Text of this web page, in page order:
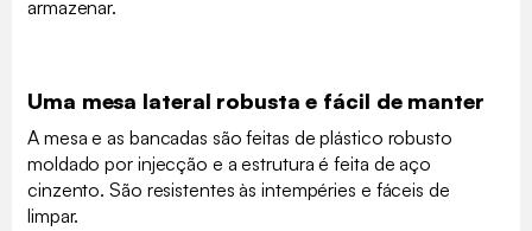
armazenar.
Uma mesa lateral robusta e fácil de manter
A mesa e as bancadas são feitas de plástico robusto
moldado por injecção e a estrutura é feita de aço
cinzento. São resistentes às intempéries e fáceis de
limpar.